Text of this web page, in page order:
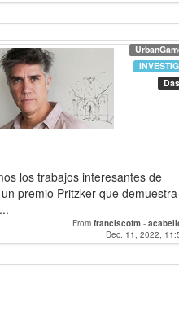
los trabajos interesantes de
premio Pritzker que demuestra
From franciscofm -
Dec. 11, 2022,